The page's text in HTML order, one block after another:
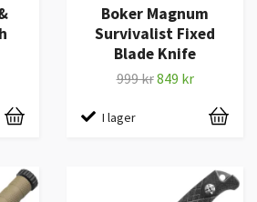
Boker Magnum
Survivalist Fixed
Blade Knife
999 kr849 kr
I lager